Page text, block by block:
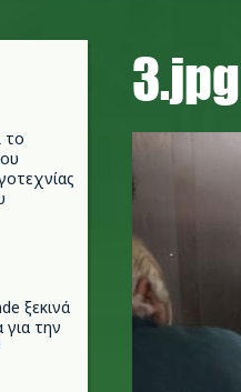
το
ξεκινά
την
3.jpg